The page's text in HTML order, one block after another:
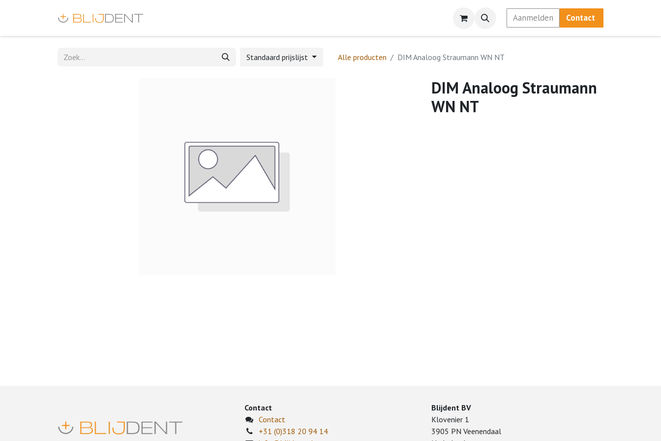
Aanmelden Contact
Standaard prijslijst Alle producten DIM Analoog Straumann WN NT
DIM Analoog Straumann
WN NT
Contact
Contact
+31 (0)318 20 94 14
Blijdent BV
Klovenier 1
3905 PN Veenendaal